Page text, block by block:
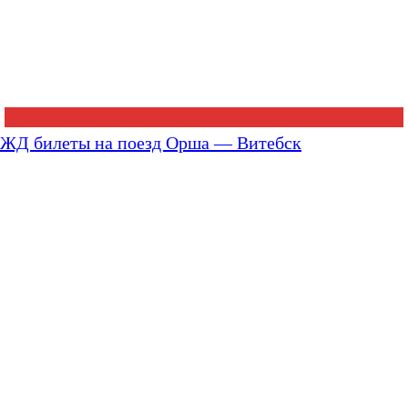
ЖД билеты на поезд Орша — Витебск